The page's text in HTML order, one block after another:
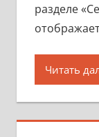
разделе
Читать